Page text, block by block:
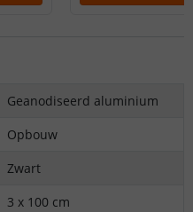
Geanodiseerd aluminium
Opbouw
Zwart
3 x 100 cm